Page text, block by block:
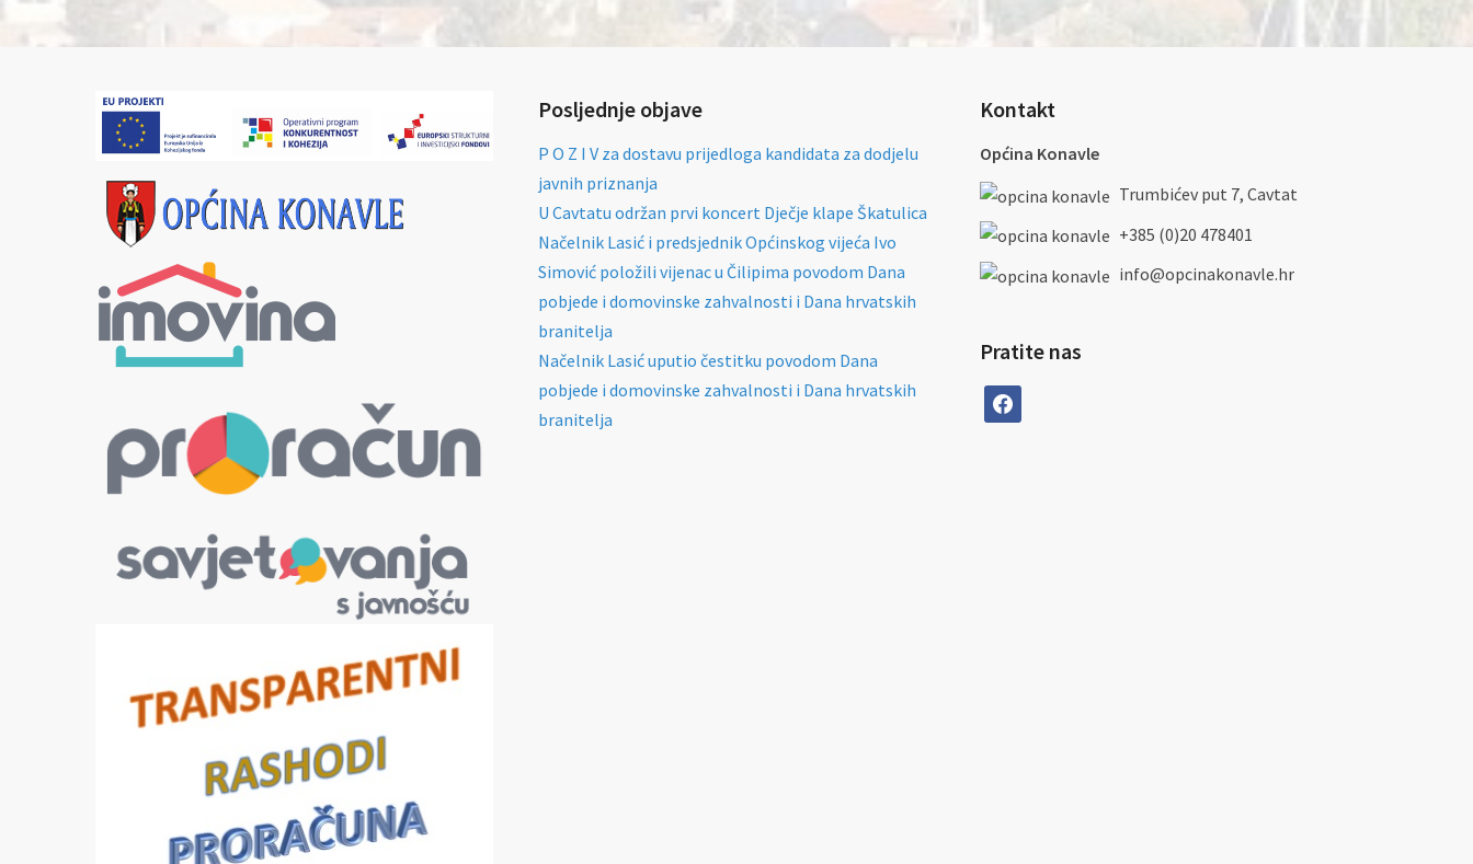
Posljednje objave
P O Z I V za dostavu prijedloga kandidata za dodjelu
javnih priznanja
U Cavtatu održan prvi koncert Dječje klape Škatulica
Načelnik Lasić i predsjednik Općinskog vijeća Ivo
Simović položili vijenac u Čilipima povodom Dana
pobjede i domovinske zahvalnosti i Dana hrvatskih
branitelja
Načelnik Lasić uputio čestitku povodom Dana
pobjede i domovinske zahvalnosti i Dana hrvatskih
branitelja
Kontakt
Općina Konavle
Trumbićev put 7, Cavtat
+385 (0)20 478401
info@opcinakonavle.hr
Pratite nas
facebook